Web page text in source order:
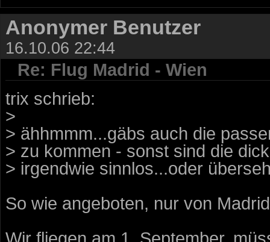
Anonymer Benutzer
16.10.06 22:44
Re: Flug Madrid - Wien
trix schrieb:
>
> ähhmmm...gäbs auch die
> zu kommen - sonst sind die
> irgendwie sinnlos...oder
So wie angeboten, nur von
Wir fliegen am 1. September,